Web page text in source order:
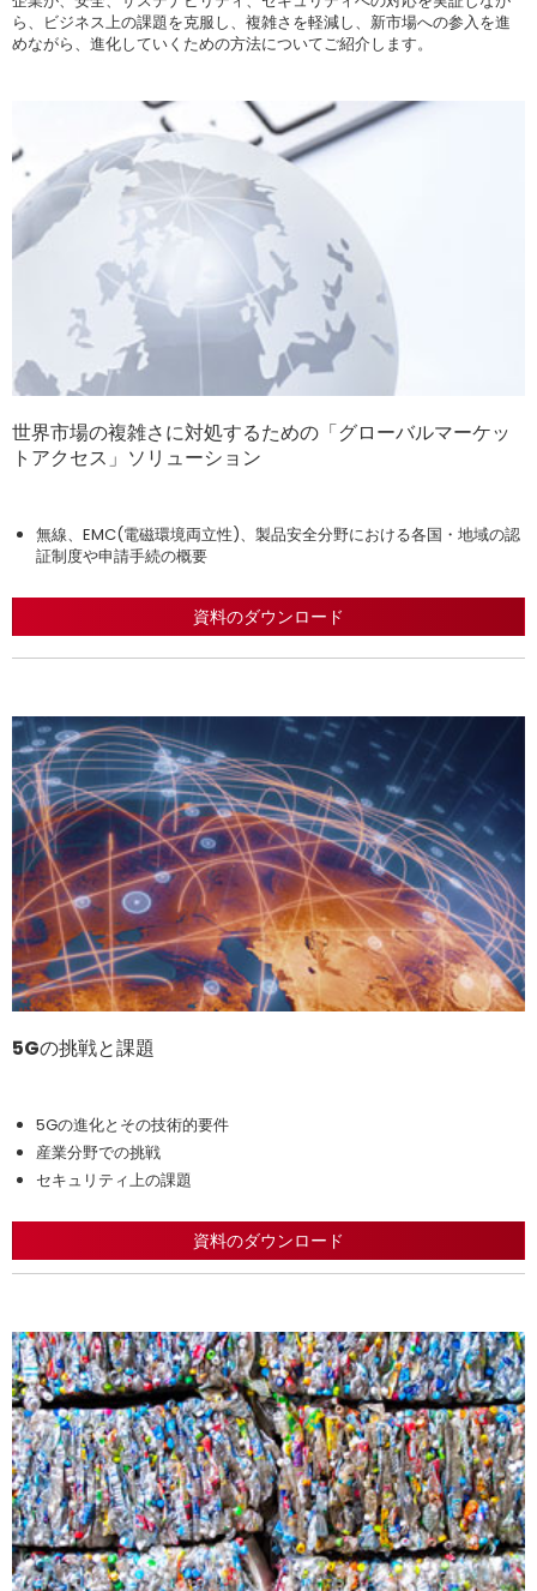
ら、ビジネス上の課題を克服し、複雑さを軽減し、新市場への参入を進
めながら、進化していくための方法についてご紹介します。
世界市場の複雑さに対処するための「グローバルマーケッ
トアクセス」ソリューション
市場参入時に課せられる規制や規格、認証制度も刻々と変化していま
す。
無線、EMC(電磁環境両立性)、製品安全分野における各国・地域の認
証制度や申請手続の概要
資料のダウンロード
5Gの挑戦と課題
フラ投資の必要性、求められる技術の変化、増加するセキュリティリス
クなど、課題も抱えています。
5Gの進化とその技術的要件
産業分野での挑戦
セキュリティ上の課題
資料のダウンロード